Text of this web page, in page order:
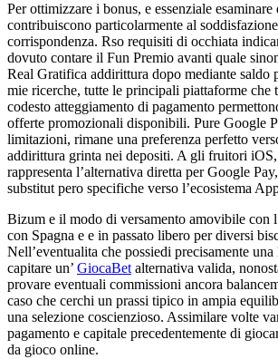
Per ottimizzare i bonus, e essenziale
contribuiscono particolarmente al
corrispondenza. Rso requisiti di occhiata
dovuto contare il Fun Premio avanti quale
Real Gratifica addirittura dopo mediante saldo
mie ricerche, tutte le principali piattaforme che
codesto atteggiamento di pagamento
offerte promozionali disponibili. Pure Google
limitazioni, rimane una preferenza perfetto
addirittura grinta nei depositi. A gli fruitori
rappresenta l’alternativa diretta per Google
substitut pero specifiche verso l’ecosistema
Bizum e il modo di versamento amovibile con
con Spagna e e in passato libero per diversi
Nell’eventualita che possiedi precisamente
capitare un’ GiocaBet alternativa valida,
provare eventuali commissioni ancora
caso che cerchi un prassi tipico in ampia
una selezione coscienzioso. Assimilare volte
pagamento e capitale precedentemente di
da gioco online.